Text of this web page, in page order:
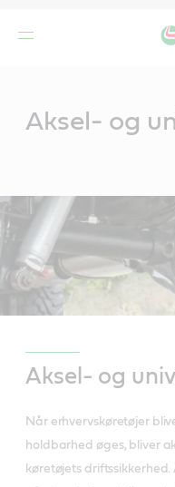
Aksel- og
Aksel- og
Når erhvervskøretøjer
holdbarhed øges, bliver
køretøjets